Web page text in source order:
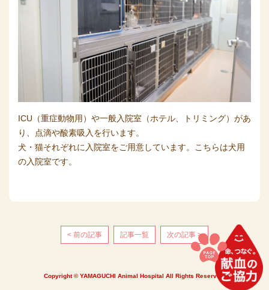
ICU（重症動物用）や一般入院室（ホテル、トリミング）があ
り、点滴や酸素吸入を行います。
犬・猫それぞれに入院室をご用意しています。こちらは犬用
の入院室です。
< 前の記事 記事一覧 次の記事 >
Copyright © YAMAGUCHI Animal Hospital All Rights Reserved.